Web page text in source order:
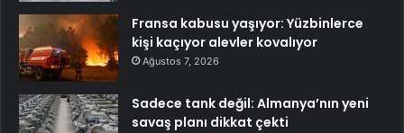
Fransa kabusu yaşıyor: Yüzbinlerce
kişi kaçıyor alevler kovalıyor
Ağustos 7, 2026
Sadece tank değil: Almanya’nın yeni
savaş planı dikkat çekti